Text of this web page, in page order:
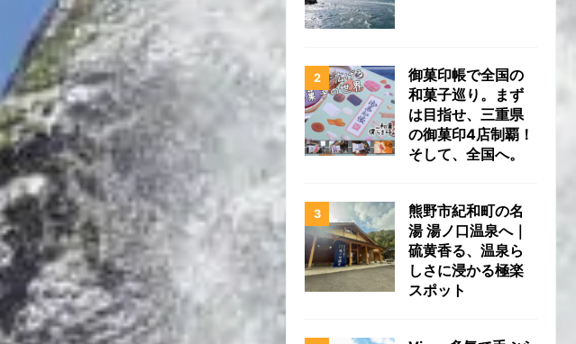
御菓印帳で全国の
和菓子巡り。まず
は目指せ、三重県
の御菓印4店制覇！
そして、全国へ。
熊野市紀和町の名
湯 湯ノ口温泉へ｜
硫黄香る、温泉ら
しさに浸かる極楽
スポット